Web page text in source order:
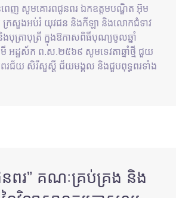
ពេញ សូមគោរពជូនពរ ឯកឧត្តមបណ្ឌិត អ៊ុម
រ ក្រសួងអប់រំ យុវជន និងកីឡា និងលោកជំទាវ
ងបុត្រាបុត្រី ក្នុងឱកាសពិធីបុណ្យចូលឆ្នាំ
មមី អដ្ឋស័ក ព.ស.២៥៦៩ សូមទេវតាឆ្នាំថ្មី ជួយ
ពរជ័យ សិរីសួស្ដី ជ័យមង្គល និងជួបពុទ្ធពរទាំង
ពរ” គណៈគ្រប់គ្រង និង